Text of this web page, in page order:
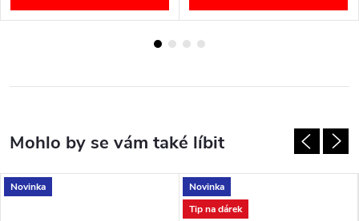
Novinka
Novinka
Tip na dárek